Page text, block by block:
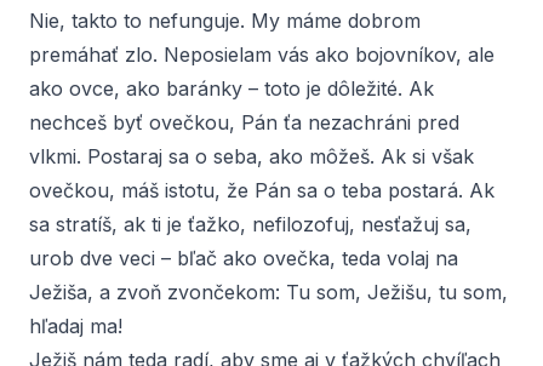
Nie, takto to nefunguje. My máme dobrom
premáhať zlo. Neposielam vás ako bojovníkov, ale
ako ovce, ako baránky – toto je dôležité. Ak
nechceš byť ovečkou, Pán ťa nezachráni pred
vlkmi. Postaraj sa o seba, ako môžeš. Ak si však
ovečkou, máš istotu, že Pán sa o teba postará. Ak
sa stratíš, ak ti je ťažko, nefilozofuj, nesťažuj sa,
urob dve veci – bľač ako ovečka, teda volaj na
Ježiša, a zvoň zvončekom: Tu som, Ježišu, tu som,
hľadaj ma!
Ježiš nám teda radí, aby sme aj v ťažkých chvíľach